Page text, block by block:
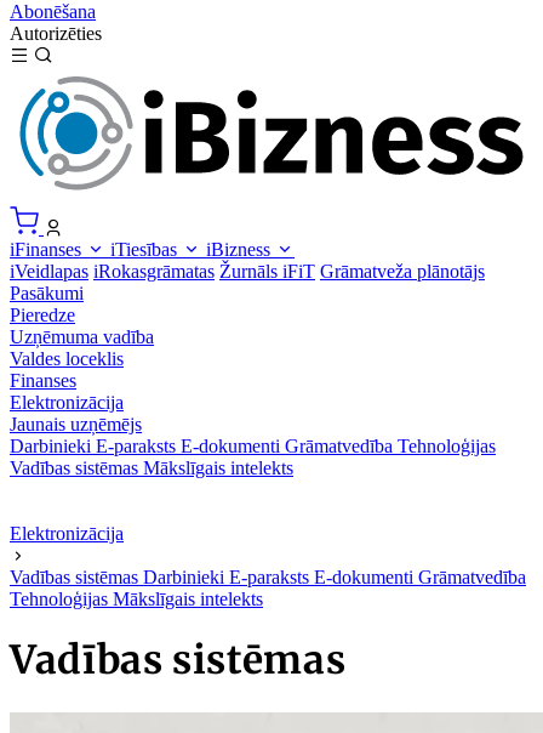
Abonēšana
Autorizēties
iFinanses iTiesības
iBizness
iVeidlapas iRokasgrāmatas Žurnāls iFiT Grāmatveža plānotājs
Pasākumi
Pieredze
Uzņēmuma vadība
Valdes loceklis
Finanses
Elektronizācija
Jaunais uzņēmējs
Darbinieki E-paraksts E-dokumenti Grāmatvedība Tehnoloģijas
Vadības sistēmas Mākslīgais intelekts
Elektronizācija
Vadības sistēmas Darbinieki E-paraksts E-dokumenti Grāmatvedība
Tehnoloģijas Mākslīgais intelekts
Vadības sistēmas